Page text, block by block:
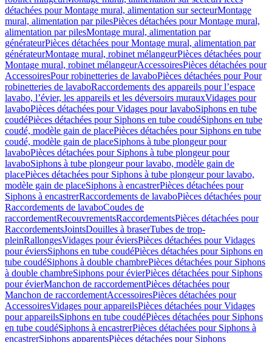
détachées pour Montage mural, alimentation sur secteurMontage
mural, alimentation par pilesPièces détachées pour Montage mural,
alimentation par pilesMontage mural, alimentation par
générateurPièces détachées pour Montage mural, alimentation par
générateurMontage mural, robinet mélangeurPièces détachées pour
Montage mural, robinet mélangeurAccessoiresPièces détachées pour
AccessoiresPour robinetteries de lavaboPièces détachées pour Pour
robinetteries de lavaboRaccordements des appareils pour l’espace
lavabo, l’évier, les appareils et les déversoirs murauxVidages pour
lavaboPièces détachées pour Vidages pour lavaboSiphons en tube
coudéPièces détachées pour Siphons en tube coudéSiphons en tube
coudé, modèle gain de placePièces détachées pour Siphons en tube
coudé, modèle gain de placeSiphons à tube plongeur pour
lavaboPièces détachées pour Siphons à tube plongeur pour
lavaboSiphons à tube plongeur pour lavabo, modèle gain de
placePièces détachées pour Siphons à tube plongeur pour lavabo,
modèle gain de placeSiphons à encastrerPièces détachées pour
Siphons à encastrerRaccordements de lavaboPièces détachées pour
Raccordements de lavaboCoudes de
raccordementRecouvrementsRaccordementsPièces détachées pour
RaccordementsJointsDouilles à braserTubes de trop-
pleinRallongesVidages pour éviersPièces détachées pour Vidages
pour éviersSiphons en tube coudéPièces détachées pour Siphons en
tube coudéSiphons à double chambrePièces détachées pour Siphons
à double chambreSiphons pour évierPièces détachées pour Siphons
pour évierManchon de raccordementPièces détachées pour
Manchon de raccordementAccessoiresPièces détachées pour
AccessoiresVidages pour appareilsPièces détachées pour Vidages
pour appareilsSiphons en tube coudéPièces détachées pour Siphons
en tube coudéSiphons à encastrerPièces détachées pour Siphons à
encastrerSiphons apparentsPièces détachées pour Siphons